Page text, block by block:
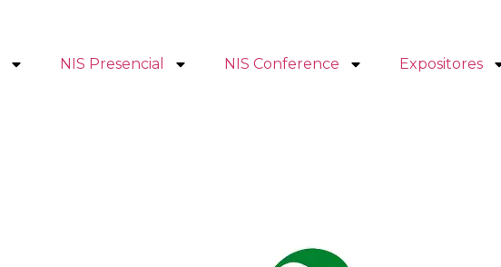
NIS Presencial NIS Conference Expositores